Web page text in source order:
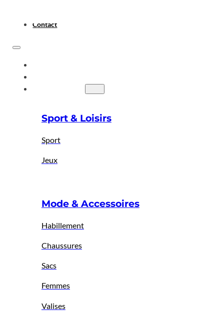
Contact
Sport & Loisirs
Sport
Jeux
Mode & Accessoires
Habillement
Chaussures
Sacs
Femmes
Valises